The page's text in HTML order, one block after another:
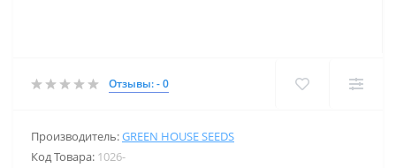
Отзывы: - 0
Производитель:GREEN HOUSE SEEDS
Код Товара: 1026-